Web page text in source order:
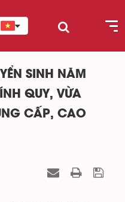
SINH NĂM
QUY, VỪA
CẤP, CAO